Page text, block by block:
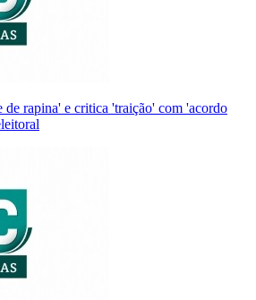
de rapina' e critica 'traição' com 'acordo